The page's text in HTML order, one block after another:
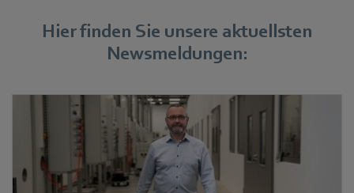
Hier finden Sie unsere aktuellsten
Newsmeldungen: